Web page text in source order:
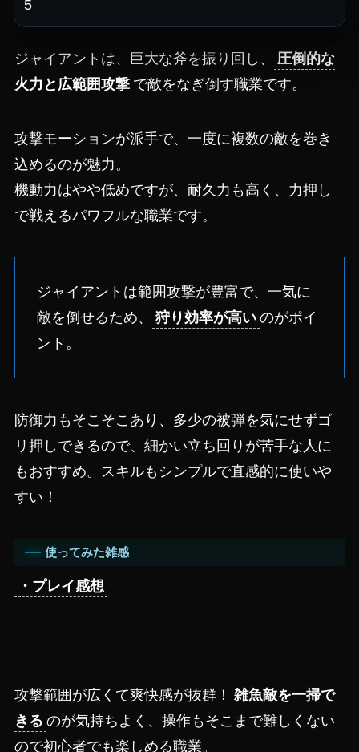
5
ジャイアントは、巨大な斧を振り回し、
圧倒的な
火力と広範囲攻撃 で敵をなぎ倒す職業です。
攻撃モーションが派手で、一度に複数の敵を巻き
込めるのが魅力。
機動力はやや低めですが、耐久力も高く、力押し
で戦えるパワフルな職業です。
ジャイアントは範囲攻撃が豊富で、一気に
敵を倒せるため、
狩り効率が高い のがポイ
ント。
防御力もそこそこあり、多少の被弾を気にせずゴ
リ押しできるので、細かい立ち回りが苦手な人に
もおすすめ。スキルもシンプルで直感的に使いや
すい！
使ってみた雑感
・プレイ感想
攻撃範囲が広くて爽快感が抜群！ 雑魚敵を一掃で
きる のが気持ちよく、操作もそこまで難しくない
ので初心者でも楽しめる職業。